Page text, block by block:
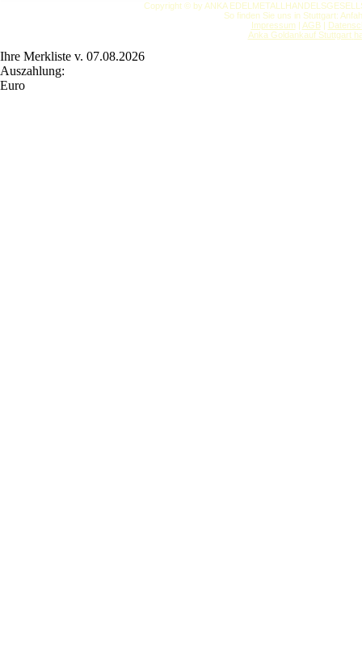
Copyright © by ANKA
So finden Sie uns in Stuttgart:
Impressum| AGB|
Anka Goldankauf Stuttgart
Ihre Merkliste v. 07.08.2026
Auszahlung:
Euro